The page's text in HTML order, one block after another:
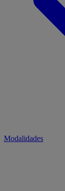
Modalidades